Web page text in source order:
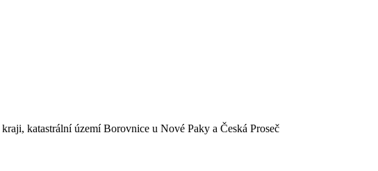
katastrální území Borovnice u Nové Paky a Česká Proseč